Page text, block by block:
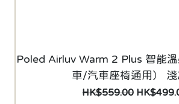
Poled Airluv Warm 2 Plus 智能
車/汽車座椅通用） 淺
一般價格
HK$559.00 促銷價格